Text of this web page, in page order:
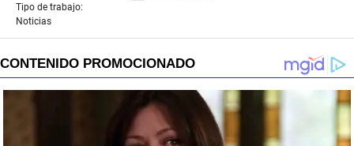
Tipo de trabajo:
Noticias